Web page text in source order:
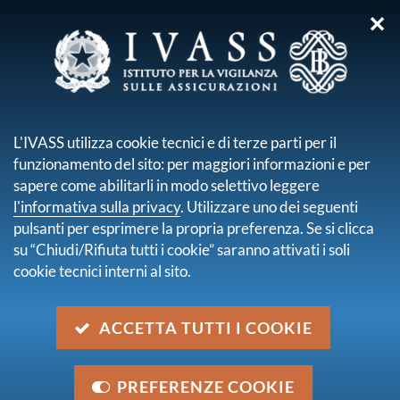
sei qui:
RITA LAURA
D'ECCLESIA
✕
L'IVASS utilizza cookie tecnici e di terze parti per il
funzionamento del sito: per maggiori informazioni e per
sapere come abilitarli in modo selettivo leggere
l'informativa sulla privacy. Utilizzare uno dei seguenti
pulsanti per esprimere la propria preferenza. Se si clicca
su “Chiudi/Rifiuta tutti i cookie” saranno attivati i soli
cookie tecnici interni al sito.
ACCETTA TUTTI I COOKIE
PREFERENZE COOKIE